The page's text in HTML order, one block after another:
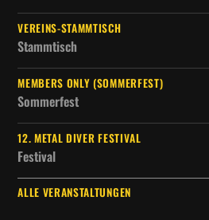
VEREINS-STAMMTISCH
Stammtisch
MEMBERS ONLY (SOMMERFEST)
Sommerfest
12. METAL DIVER FESTIVAL
Festival
ALLE VERANSTALTUNGEN